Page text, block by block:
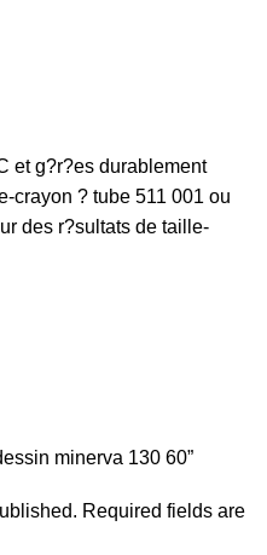
et g?r?es durablement
crayon ? tube 511 001 ou
des r?sultats de taille-
minerva 130 60”
Required fields are